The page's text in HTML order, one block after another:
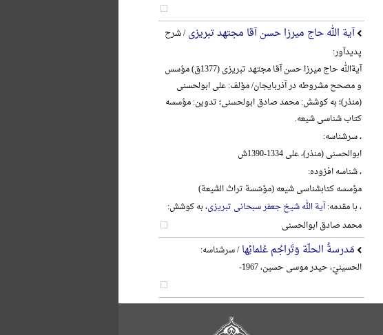
آیة الله حاج میرزا حسن آقا مجتهد تبریزی/ شرح
پدیدآور:
آیةالله حاج میرزا حسن آقا مجتهد تبریزی (1377ق) مؤسس
و مصحح مشروطه در آذربایجان/ مؤلف: علی ابولحسنی
(منذر)؛ به کوشش: محمد صادق ابولحسنی؛ تدوین: مؤسسه
کتاب شناسی شیعه.
، سرشناسه:
ابوالحسنی (منذر)، علی 1334-1390ش
، شناسه افزوده:
مؤسسه کتابشناسی شیعه (مؤسّسة تراث الشیعة)
، با مقدمه:آیة الله شیخ جعفر سبحانی تبریزی، به کوشش:
محمد صادق ابوالحسنی
مَدرسةُ الحلّة وَتَراجُم عُلمائِها/ سرشناسه:
الحسینيّ، حیدر موسی حسین، 1967-